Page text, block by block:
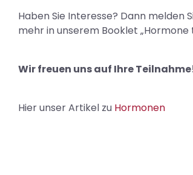
Haben Sie Interesse? Dann melden
mehr in unserem Booklet „Hormone
Wir freuen uns auf Ihre
Hier unser Artikel zu Hormonen